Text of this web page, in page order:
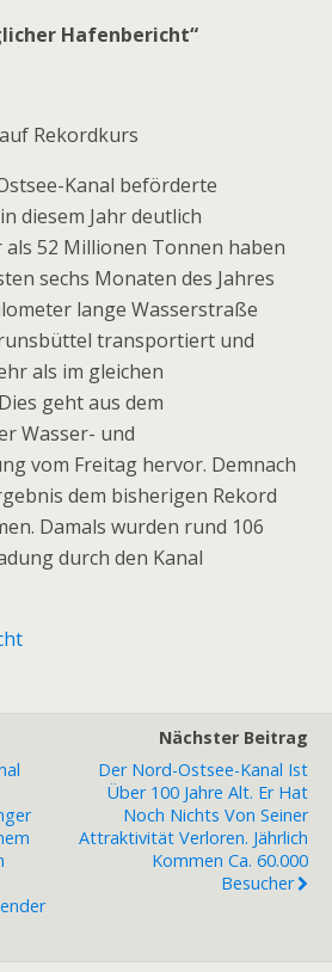
Hafenbericht“
Rekordkurs
Kanal beförderte
diesem Jahr deutlich
52 Millionen Tonnen haben
sechs Monaten des Jahres
lange Wasserstraße
transportiert und
als im gleichen
geht aus dem
Wasser- und
vom Freitag hervor. Demnach
dem bisherigen Rekord
Damals wurden rund 106
durch den Kanal
Nächster Beitrag
Der Nord-Ostsee-Kanal Ist
Über 100 Jahre Alt. Er Hat
Noch Nichts Von Seiner
Attraktivität Verloren. Jährlich
Kommen Ca. 60.000
Besucher